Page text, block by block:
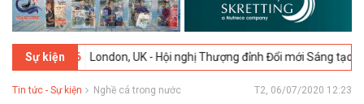
Sự kiện
2026 London, UK - Hội nghị Thượng đỉnh Đổi mới Sáng tạo trong
Tin tức - Sự kiện Nghề cá trong nước T2, 06/07/2020 12:23